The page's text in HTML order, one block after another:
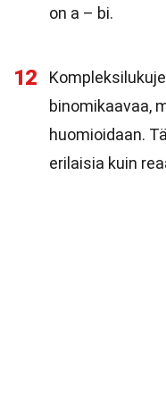
on a – bi.
12
binomikaavaa,
huomioidaan.
erilaisia kuin